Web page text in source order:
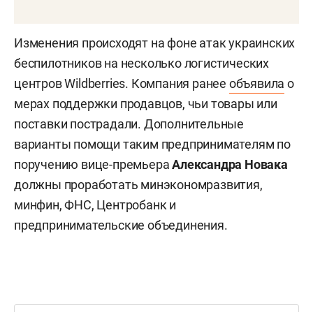
Изменения происходят на фоне атак украинских
беспилотников на несколько логистических
центров Wildberries. Компания ранее объявила о
мерах поддержки продавцов, чьи товары или
поставки пострадали. Дополнительные
варианты помощи таким предпринимателям по
поручению вице-премьераАлександра Новака
должны проработать минэкономразвития,
минфин, ФНС, Центробанк и
предпринимательские объединения.